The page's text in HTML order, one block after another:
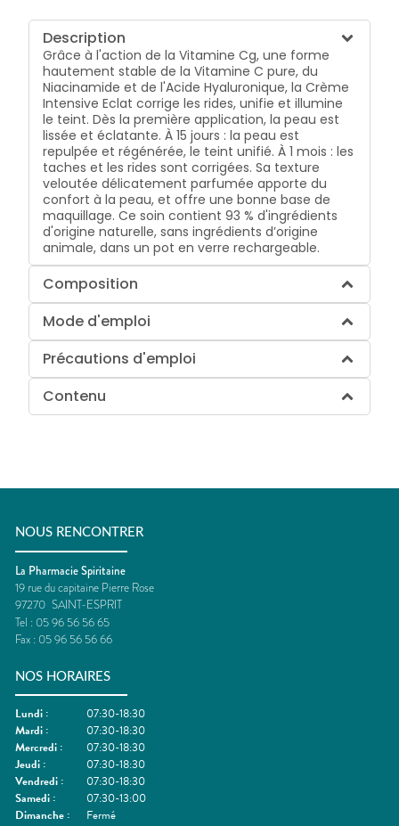
Description
Grâce à l'action de la Vitamine Cg, une forme
hautement stable de la Vitamine C pure, du
Niacinamide et de l'Acide Hyaluronique, la Crème
Intensive Eclat corrige les rides, unifie et illumine
le teint. Dès la première application, la peau est
lissée et éclatante. À 15 jours : la peau est
repulpée et régénérée, le teint unifié. À 1 mois : les
taches et les rides sont corrigées. Sa texture
veloutée délicatement parfumée apporte du
confort à la peau, et offre une bonne base de
maquillage. Ce soin contient 93 % d'ingrédients
d'origine naturelle, sans ingrédients d’origine
animale, dans un pot en verre rechargeable.
Composition
Mode d'emploi
Précautions d'emploi
Contenu
NOUS RENCONTRER
La Pharmacie Spiritaine
19 rue du capitaine Pierre Rose
97270 SAINT-ESPRIT
Tel : 05 96 56 56 65
Fax : 05 96 56 56 66
NOS HORAIRES
Lundi :
07:30-18:30
Mardi :
07:30-18:30
Mercredi :
07:30-18:30
Jeudi :
07:30-18:30
Vendredi :
07:30-18:30
Samedi :
07:30-13:00
Dimanche : Fermé